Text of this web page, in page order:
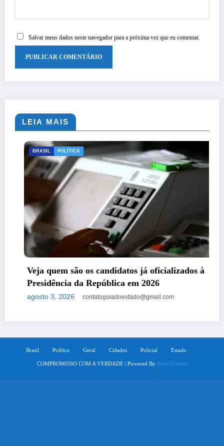
Salvar meus dados neste navegador para a próxima vez que eu comentar.
LEIA MAIS
POLÍTICA
Veja quem são os candidatos já oficializados à
Presidência da República em 2026
agosto 3, 2026 contatoguiadoestado@gmail.com
Brasil Política Geral Cidades Policial Estado
COMPROMISSO COM A VERDADE | Powered By SpiceThemes